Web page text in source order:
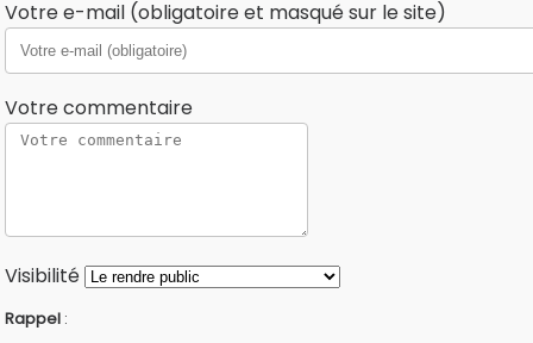
Votre e-mail (obligatoire et masqué sur le site)
Votre commentaire
Visibilité
Rappel :